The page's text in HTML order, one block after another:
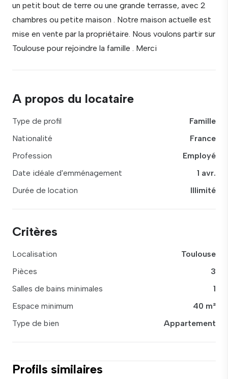
un petit bout de terre ou une grande terrasse, avec 2
chambres ou petite maison . Notre maison actuelle est
mise en vente par la propriétaire. Nous voulons partir sur
Toulouse pour rejoindre la famille . Merci
A propos du locataire
Type de profil
Famille
Nationalité
France
Profession
Employé
Date idéale d'emménagement
1 avr.
Durée de location
Illimité
Critères
Localisation
Toulouse
Pièces
3
Salles de bains minimales
1
Espace minimum
40 m²
Type de bien
Appartement
Profils similaires